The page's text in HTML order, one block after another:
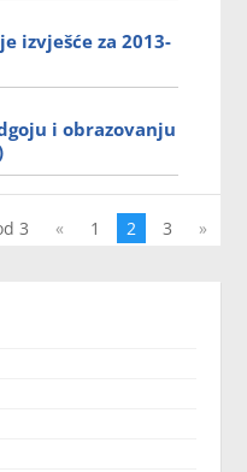
izvješće za 2013-
i obrazovanju
3 « 1 2 3 »